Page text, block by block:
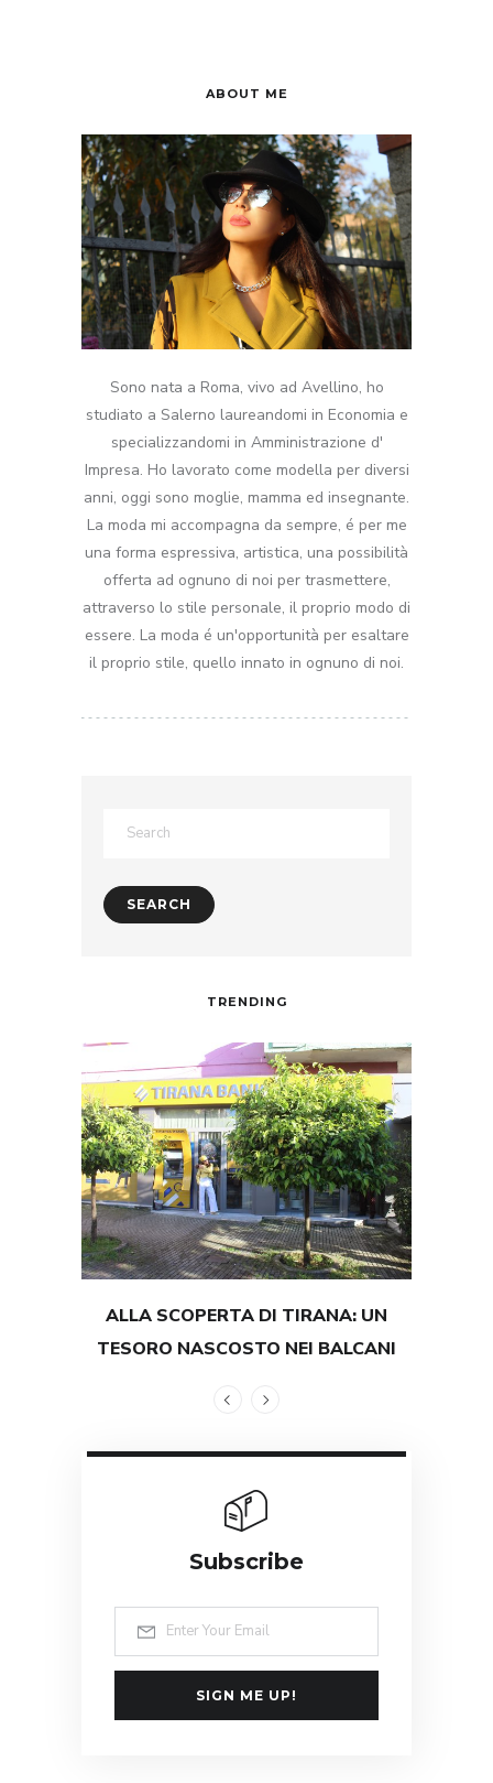
ABOUT ME
Sono nata a Roma, vivo ad Avellino, ho
studiato a Salerno laureandomi in Economia e
specializzandomi in Amministrazione d'
Impresa. Ho lavorato come modella per diversi
anni, oggi sono moglie, mamma ed insegnante.
La moda mi accompagna da sempre, é per me
una forma espressiva, artistica, una possibilità
offerta ad ognuno di noi per trasmettere,
attraverso lo stile personale, il proprio modo di
essere. La moda é un'opportunità per esaltare
il proprio stile, quello innato in ognuno di noi.
TRENDING
ALLA SCOPERTA DI TIRANA: UN
TESORO NASCOSTO NEI BALCANI
Subscribe
SIGN ME UP!